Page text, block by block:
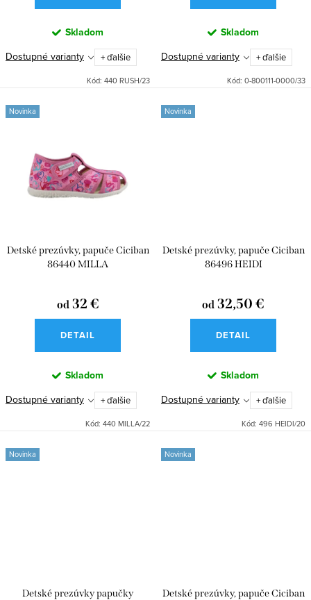
v
Skladom
Dostupné varianty + ďalšie
Kód: 440 RUSH/23
Skladom
Dostupné varianty + ďalšie
Kód: 0-800111-0000/33
Novinka
Detské prezúvky, papuče Ciciban
86440 MILLA
od32 €
DETAIL
Skladom
Dostupné varianty + ďalšie
Kód: 440 MILLA/22
Novinka
Detské prezúvky, papuče Ciciban
86496 HEIDI
od 32,50 €
DETAIL
Skladom
Dostupné varianty + ďalšie
Kód: 496 HEIDI/20
Novinka
Detské prezúvky papučky
Novinka
Detské prezúvky, papuče Ciciban